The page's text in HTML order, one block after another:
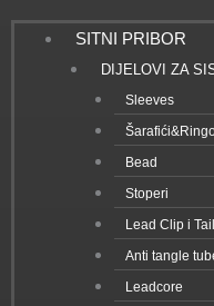
SITNI PRIBOR
DIJELOVI ZA
Sleeves
Bead
Stoperi
Lead Clip i
Anti tangle
Leadcore